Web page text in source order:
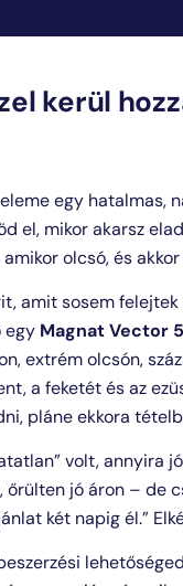
kerül
egy hatalmas,
el, mikor akarsz
olcsó, és
amit sosem
egy Magnat Vector
extrém olcsón,
a feketét és az
pláne ekkora
volt, annyira
őrülten jó áron –
két napig él.”